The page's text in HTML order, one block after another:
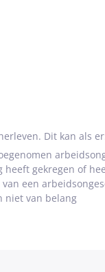
Dit kan als
gekregen of
een
niet van belang